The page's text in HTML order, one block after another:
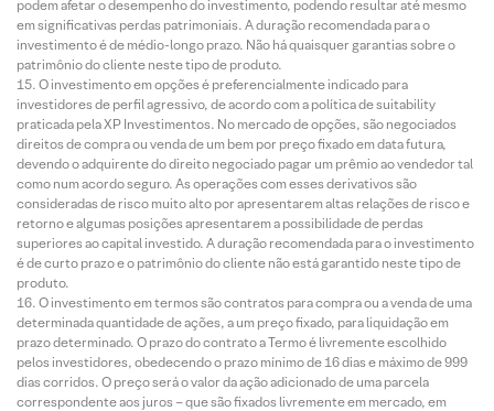
podem afetar o desempenho do investimento, podendo resultar até mesmo
em significativas perdas patrimoniais. A duração recomendada para o
investimento é de médio-longo prazo. Não há quaisquer garantias sobre o
patrimônio do cliente neste tipo de produto.
O investimento em opções é preferencialmente indicado para
investidores de perfil agressivo, de acordo com a política de suitability
praticada pela XP Investimentos. No mercado de opções, são negociados
direitos de compra ou venda de um bem por preço fixado em data futura,
devendo o adquirente do direito negociado pagar um prêmio ao vendedor tal
como num acordo seguro. As operações com esses derivativos são
consideradas de risco muito alto por apresentarem altas relações de risco e
retorno e algumas posições apresentarem a possibilidade de perdas
superiores ao capital investido. A duração recomendada para o investimento
é de curto prazo e o patrimônio do cliente não está garantido neste tipo de
produto.
O investimento em termos são contratos para compra ou a venda de uma
determinada quantidade de ações, a um preço fixado, para liquidação em
prazo determinado. O prazo do contrato a Termo é livremente escolhido
pelos investidores, obedecendo o prazo mínimo de 16 dias e máximo de 999
dias corridos. O preço será o valor da ação adicionado de uma parcela
correspondente aos juros – que são fixados livremente em mercado, em